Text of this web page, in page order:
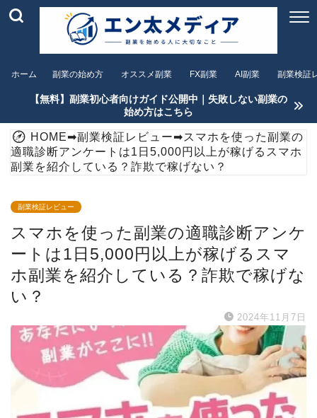
ホーム 副業の始め方 オススメ副業 FX副業 AI副業 副業検証
【無料】副業初心者向けガイド公開中｜失敗しない副業の
始め方はこちら
HOME➡副業検証レビュー➡スマホを使った副業の
適職診断アンケートは1日5,000円以上が稼げるスマホ
副業を紹介している？詐欺で稼げない？
副業検証レビュー
スマホを使った副業の適職診断アンケ
ートは1日5,000円以上が稼げるスマ
ホ副業を紹介している？詐欺で稼げな
い？
2024年11月7日